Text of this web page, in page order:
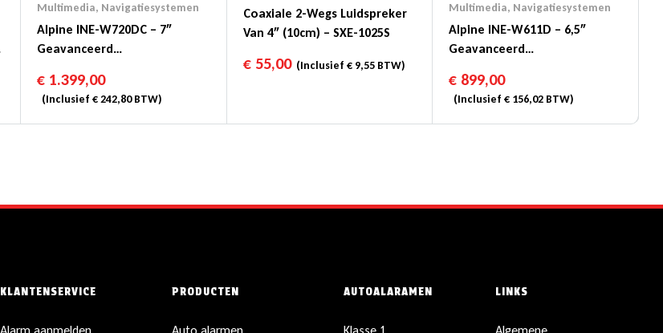
Multimedia, Navigatiesystemen
Alpine INE-W720DC – 7″
Geavanceerd
Database Voor Vrachtwagens
€ 1.399,00
(Inclusief€242,80BTW)
Coaxiale 2-Wegs Luidspreker
Van 4″ (10cm) – SXE-1025S
€55,00(Inclusief €9,55BTW)
Multimedia, Navigatiesystemen
Alpine INE-W611D – 6,5″
Geavanceerd
€ 899,00
(Inclusief€ 156,02 BTW)
KLANTENSERVICE PRODUCTEN AUTOALARAMEN LINKS